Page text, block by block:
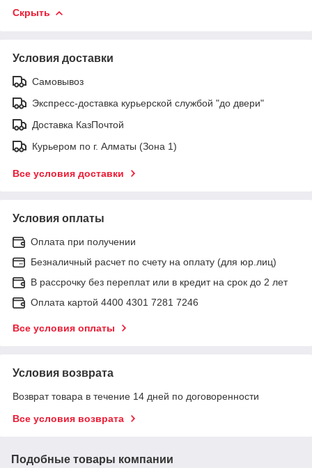
Скрыть
Условия доставки
Самовывоз
Экспресс-доставка курьерской службой "до двери"
Доставка КазПочтой
Курьером по г. Алматы (Зона 1)
Все условия доставки
Условия оплаты
Оплата при получении
Безналичный расчет по счету на оплату (для юр.лиц)
В рассрочку без переплат или в кредит на срок до 2 лет
Оплата картой 4400 4301 7281 7246
Все условия оплаты
Условия возврата
Возврат товара в течение 14 дней по договоренности
Все условия возврата
Подобные товары компании